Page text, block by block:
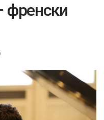
френски